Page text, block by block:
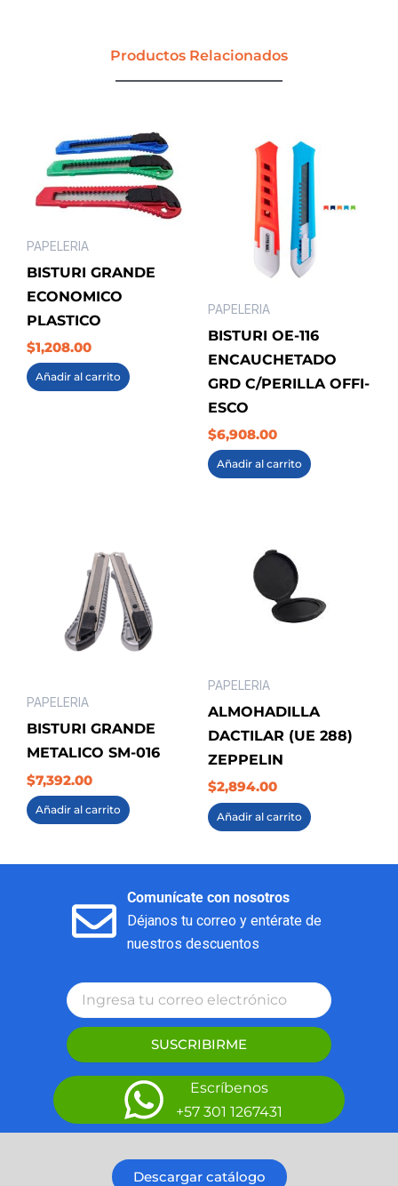
Productos Relacionados
PAPELERIA
BISTURI GRANDE
ECONOMICO
PLASTICO
$1,208.00
Añadir al carrito
PAPELERIA
BISTURI OE-116
ENCAUCHETADO
GRD C/PERILLA OFFI-
ESCO
$6,908.00
Añadir al carrito
PAPELERIA
BISTURI GRANDE
METALICO SM-016
$7,392.00
Añadir al carrito
PAPELERIA
ALMOHADILLA
DACTILAR (UE 288)
ZEPPELIN
$2,894.00
Añadir al carrito
Comunícate con nosotros
Déjanos tu correo y entérate de
nuestros descuentos
SUSCRIBIRME
Escríbenos
+57 301 1267431
Descargar catálogo